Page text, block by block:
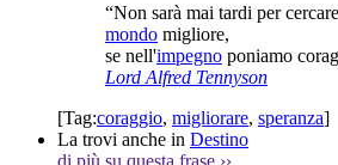
“Non sarà mai tardi per
mondo migliore,
se nell'impegno poniamo
Lord Alfred Tennyson
[Tag:coraggio, migliorare, speranza]
La trovi anche in Destino
di più su questa frase ››